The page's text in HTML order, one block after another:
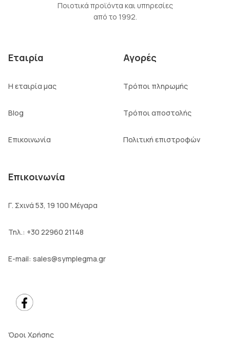
Ποιοτικά προϊόντα και υπηρεσίες
από το 1992.
Εταιρία
Η εταιρία μας
Blog
Επικοινωνία
Αγορές
Τρόποι πληρωμής
Τρόποι αποστολής
Πολιτική επιστροφών
Επικοινωνία
Γ. Σχινά 53, 19 100 Μέγαρα
Τηλ.: +30 22960 21148
E-mail: sales@symplegma.gr
Όροι Χρήσης